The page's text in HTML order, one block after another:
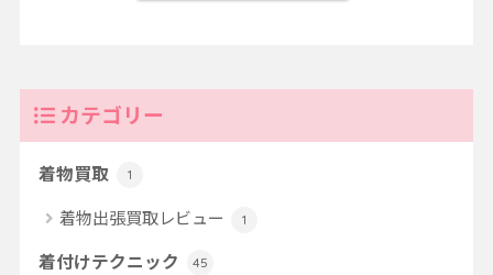
カテゴリー
着物買取 1
着物出張買取レビュー 1
着付けテクニック 45